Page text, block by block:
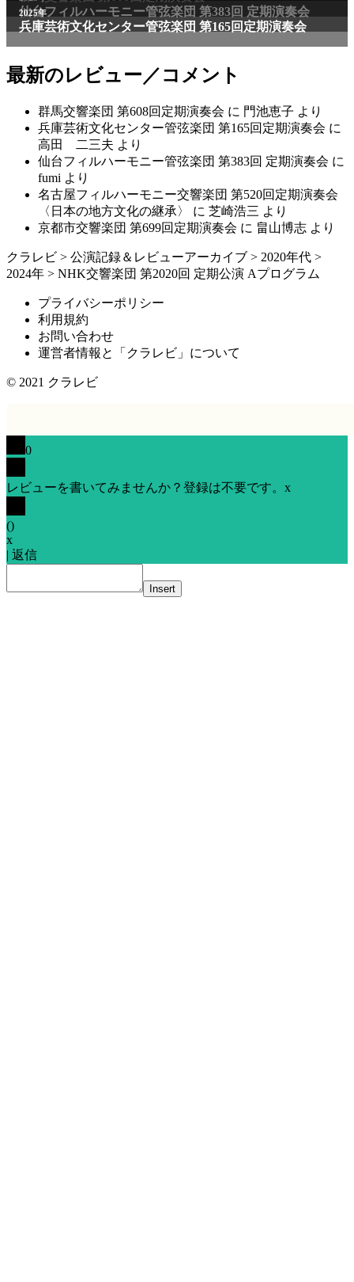
仙台フィルハーモニー管弦楽団 第383回 定期演奏会
2025年
兵庫芸術文化センター管弦楽団 第165回定期演奏会
最新のレビュー／コメント
群馬交響楽団 第608回定期演奏会 に 門池恵子 より
兵庫芸術文化センター管弦楽団 第165回定期演奏会 に
高田 二三夫 より
仙台フィルハーモニー管弦楽団 第383回 定期演奏会 に
fumi より
名古屋フィルハーモニー交響楽団 第520回定期演奏会
〈日本の地方文化の継承〉
に 芝崎浩三 より
京都市交響楽団 第699回定期演奏会 に 畠山博志 より
クラレビ > 公演記録＆レビューアーカイブ > 2020年代 >
2024年 > NHK交響楽団 第2020回 定期公演 Aプログラム
プライバシーポリシー
利用規約
お問い合わせ
運営者情報と「クラレビ」について
© 2021 クラレビ
0
レビューを書いてみませんか？登録は不要です。 x
()
x
| 返信
Insert